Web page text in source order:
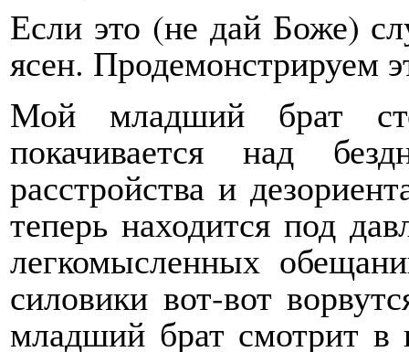
Если это (не дай Боже)
ясен. Продемонстрируем
Мой младший брат
покачивается над
расстройства и
теперь находится под
легкомысленных
силовики вот-вот
младший брат смотрит в